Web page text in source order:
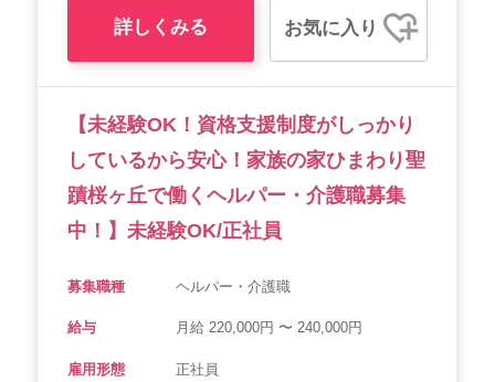
詳しくみる お気に入り
【未経験OK！資格支援制度がしっかり
しているから安心！家族の家ひまわり聖
蹟桜ヶ丘で働くヘルパー・介護職募集
中！】未経験OK/正社員
募集職種 ヘルパー・介護職
給与 月給 220,000円 〜 240,000円
雇用形態 正社員